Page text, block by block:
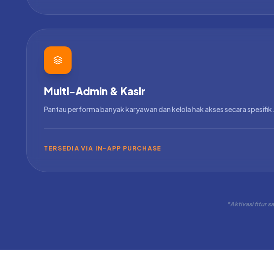
Multi-Admin & Kasir
Pantau performa banyak karyawan dan kelola hak akses secara spesifik.
TERSEDIA VIA IN-APP PURCHASE
*Aktivasi fitur